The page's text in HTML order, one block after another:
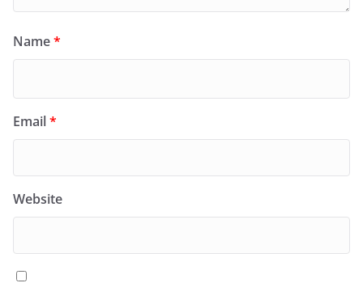
Name*
Email*
Website